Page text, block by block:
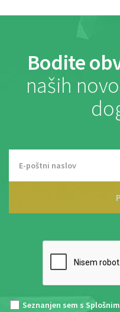
Bodite
naših
Seznanjen sem s